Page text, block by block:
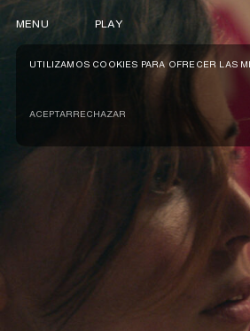
UTILIZAMOS COOKIES PARA OFRECER LAS
ACEPTARRECHAZAR
MENU PLAY